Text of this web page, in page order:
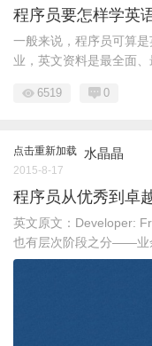
程序员要怎样学英
一般来说，程序员可算
业，英文资料是最全面、
6519 0
点击重新加载 水晶晶
2015-8-17
程序员从优秀到卓
英文原文：Developer:
也有层次阶段之分——业